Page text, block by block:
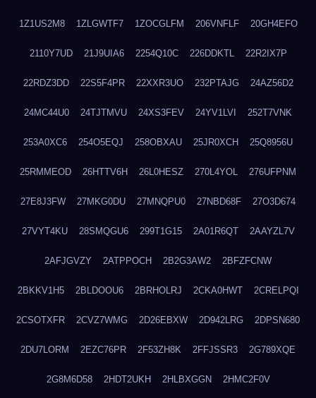
1Z1US2M8 1ZLGWTF7 1ZOCGLFM 206VNFLF 20GH4EFO
2110Y7UD 21J9UIA6 2254Q10C 226DDKTL 22R2IX7P
22RDZ3DD 22S5F4PR 22XXR3UO 232PTAJG 24AZ56D2
24MC44U0 24TJTMVU 24XS3FEV 24YV1LVI 252T7VNK
253A0XC6 254O5EQJ 258OBXAU 25JR0XCH 25Q8956U
25RMMEOD 26HTTV6H 26L0HESZ 270L4YOL 276UFPNM
27E8J3FW 27MKG0DU 27MNQPU0 27NBD68F 27O3D674
27VYT4KU 28SMQGU6 299T1G15 2A01R6QT 2AAYZL7V
2AFJGVZY 2ATPPOCH 2B2G3AW2 2BFZFCNW
2BKKV1H5 2BLDOOU6 2BRHOLRJ 2CKA0HWT 2CRELPQI
2CSOTXFR 2CVZ7WMG 2D26EBXW 2D942LRG 2DPSN680
2DU7LORM 2EZC76PR 2F53ZH8K 2FFJSSR3 2G789XQE
2G8M6D58 2HDT2UKH 2HLBXGGN 2HMC2F0V